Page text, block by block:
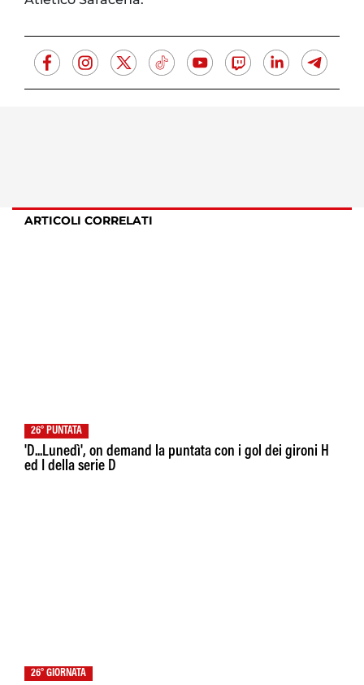
ARTICOLI CORRELATI
26° PUNTATA
'D...Lunedì', on demand la puntata con i gol dei gironi H
ed I della serie D
26° GIORNATA